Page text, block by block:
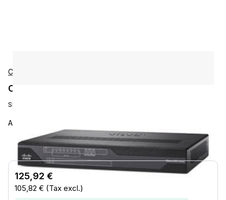
Cisco
Cisco A902-FAN-F Accessories
SKU:
ASR 902 FAN Tray Filter
125,92 €
105,82 € (Tax excl.)